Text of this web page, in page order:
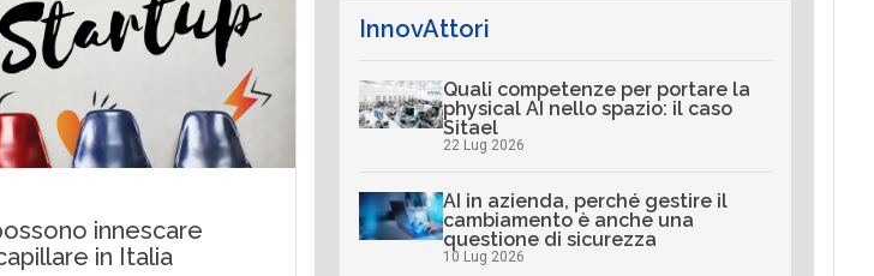
innescare
in Italia
InnovAttori
Quali competenze per portare la
physical AI nello spazio: il caso
Sitael
22 Lug 2026
AI in azienda, perché gestire il
cambiamento è anche una
questione di sicurezza
10 Lug 2026